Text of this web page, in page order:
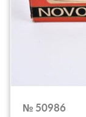
№ 50986